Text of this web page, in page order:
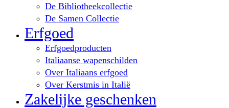
De Bibliotheekcollectie
De Samen Collectie
Erfgoed
Erfgoedproducten
Italiaanse wapenschilden
Over Italiaans erfgoed
Over Kerstmis in Italië
Zakelijke geschenken